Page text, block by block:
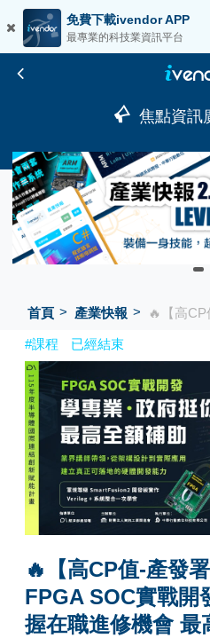
免費下載ivendor APP
最專業的科技業資訊平台
焦點資訊
首頁 產業快報 🔥【高
#課程 已經結束
🔥【高CP值-產發
FPGA SOC實戰開
握在職進修機會 最